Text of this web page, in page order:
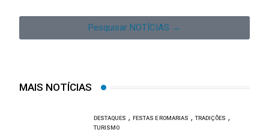
Pesquisar NOTÍCIAS →
MAIS NOTÍCIAS
DESTAQUES , FESTAS E ROMARIAS ,TRADIÇÕES ,
TURISMO